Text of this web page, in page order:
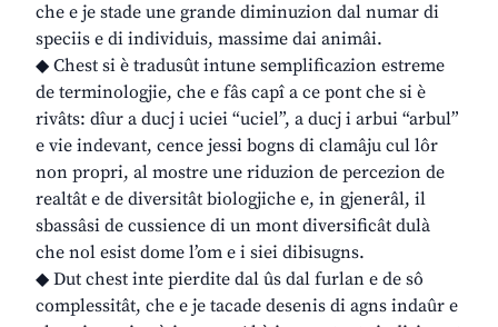
che e je stade une grande diminuzion dal numar di
speciis e di individuis, massime dai animâi.
◆ Chest si è tradusût intune semplificazion estreme
de terminologjie, che e fâs capî a ce pont che si è
rivâts: dîur a ducj i uciei “uciel”, a ducj i arbui “arbul”
e vie indevant, cence jessi bogns di clamâju cul lôr
non propri, al mostre une riduzion de percezion de
realtât e de diversitât biologjiche e, in gjenerâl, il
sbassâsi de cussience di un mont diversificât dulà
che nol esist dome l’om e i siei dibisugns.
◆ Dut chest inte pierdite dal ûs dal furlan e de sô
complessitât, che e je tacade desenis di agns indaûr e